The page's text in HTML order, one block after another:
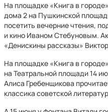
На площадке «Книга в
дома 2 на Пушкинской
посетить вечерние чтения,
и кино Иваном Стебуновым.
«Денискины рассказы»
На площадке «Книга в
на Театральной площади 14
Алиса Гребенщикова
классика советской